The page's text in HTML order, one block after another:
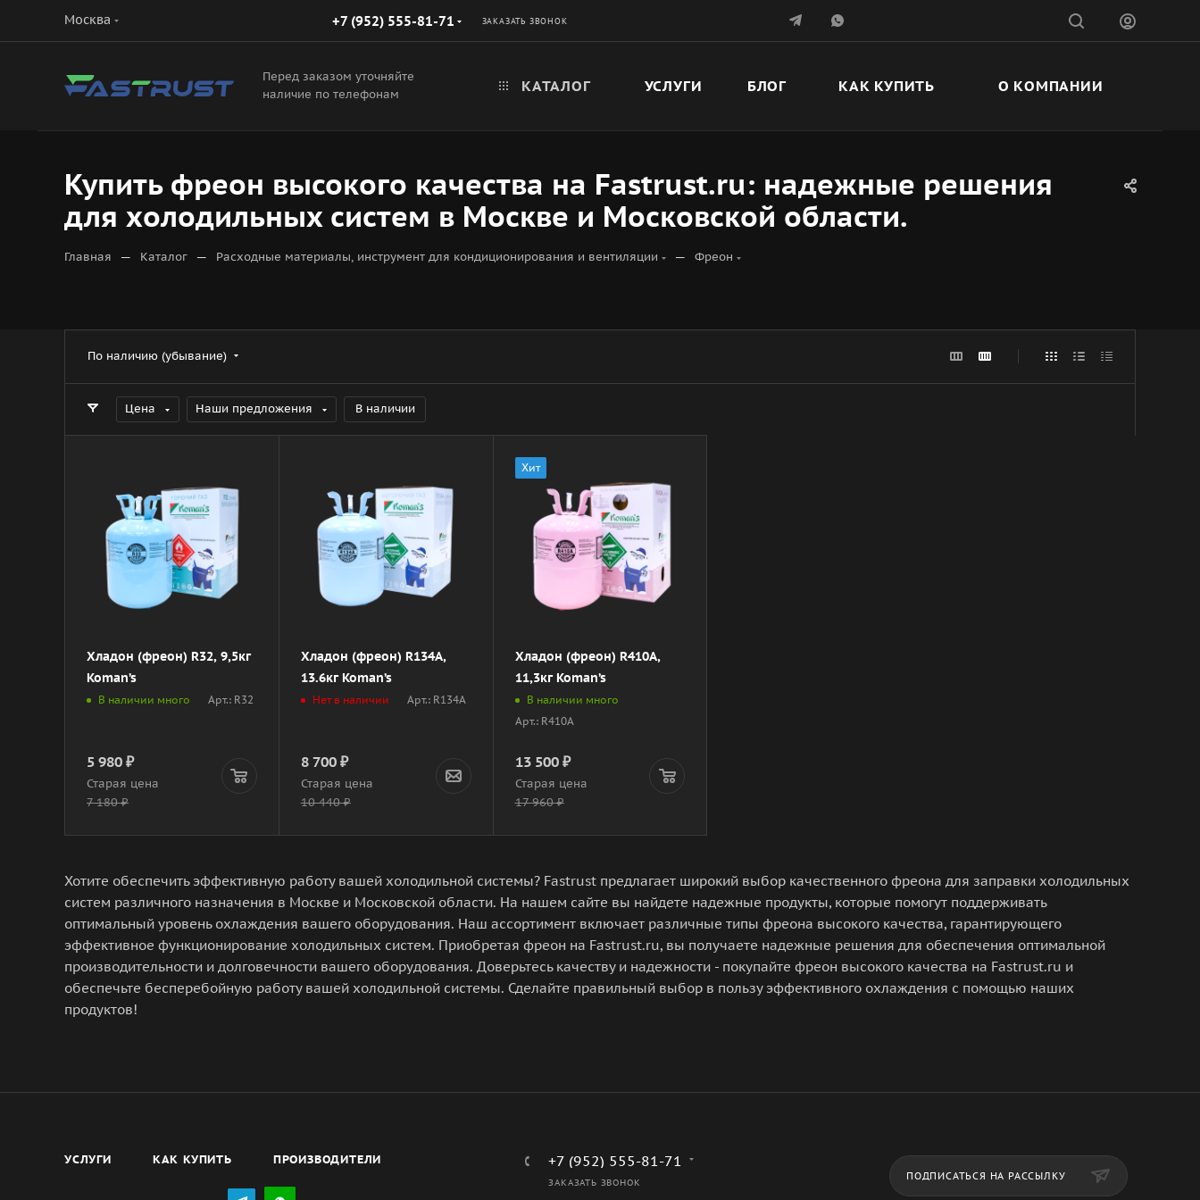
Москва +7 (952) 555-81-71 ЗАКАЗАТЬ ЗВОНОК
Перед заказом уточняйте
наличие по телефонам
КАТАЛОГ УСЛУГИ БЛОГ КАК КУПИТЬ О КОМПАНИИ
Купить фреон высокого качества на Fastrust.ru: надежные решения
для холодильных систем в Москве и Московской области.
Главная — Каталог — Расходные материалы, инструмент для кондиционирования и вентиляции — Фреон
По наличию (убывание)
Цена Наши предложения В наличии
Хладон (фреон) R32, 9,5кг
Koman’s
В наличии много Арт.: R32
5 980 ₽
Старая цена
7 180₽
Хладон (фреон) R134А,
13.6кг Koman’s
Нет в наличии Арт.: R134А
8 700₽
Старая цена
10 440₽
Хит
Хладон (фреон) R410А,
11,3кг Koman’s
В наличии много
Арт.: R410А
13 500₽
Старая цена
17 960₽
Хотите обеспечить эффективную работу вашей холодильной системы? Fastrust предлагает широкий выбор качественного фреона для заправки холодильных
систем различного назначения в Москве и Московской области. На нашем сайте вы найдете надежные продукты, которые помогут поддерживать
оптимальный уровень охлаждения вашего оборудования. Наш ассортимент включает различные типы фреона высокого качества, гарантирующего
эффективное функционирование холодильных систем. Приобретая фреон на Fastrust.ru, вы получаете надежные решения для обеспечения оптимальной
производительности и долговечности вашего оборудования. Доверьтесь качеству и надежности - покупайте фреон высокого качества на Fastrust.ru и
обеспечьте бесперебойную работу вашей холодильной системы. Сделайте правильный выбор в пользу эффективного охлаждения с помощью наших
продуктов!
УСЛУГИ КАК КУПИТЬ ПРОИЗВОДИТЕЛИ +7 (952) 555-81-71
ЗАКАЗАТЬ ЗВОНОК
ПОДПИСАТЬСЯ НА РАССЫЛКУ